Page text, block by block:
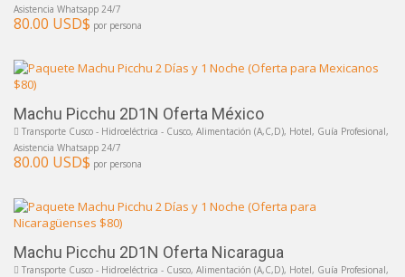
Asistencia Whatsapp 24/7
80.00 USD$ por persona
Machu Picchu 2D1N Oferta México
Transporte Cusco - Hidroeléctrica - Cusco, Alimentación (A,C,D), Hotel, Guía Profesional,
Asistencia Whatsapp 24/7
80.00 USD$ por persona
Machu Picchu 2D1N Oferta Nicaragua
Transporte Cusco - Hidroeléctrica - Cusco, Alimentación (A,C,D), Hotel, Guía Profesional,